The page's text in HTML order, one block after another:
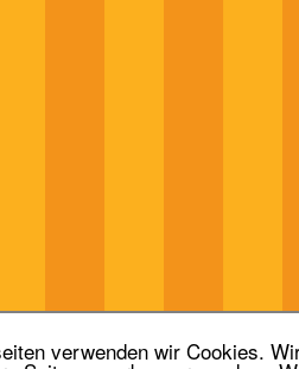
verwenden wir Cookies.